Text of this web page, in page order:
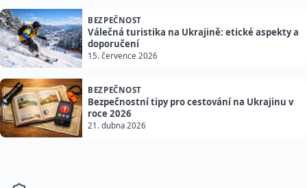
BEZPEČNOST
Válečná turistika na Ukrajině: etické aspekty a
doporučení
15. července 2026
BEZPEČNOST
Bezpečnostní tipy pro cestování na Ukrajinu v
roce 2026
21. dubna 2026